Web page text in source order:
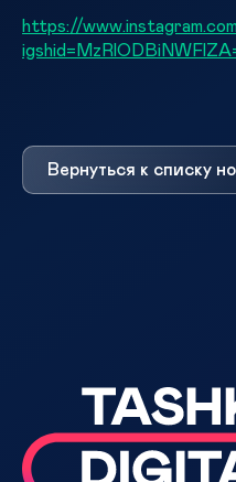
https://
Вернуться к списку